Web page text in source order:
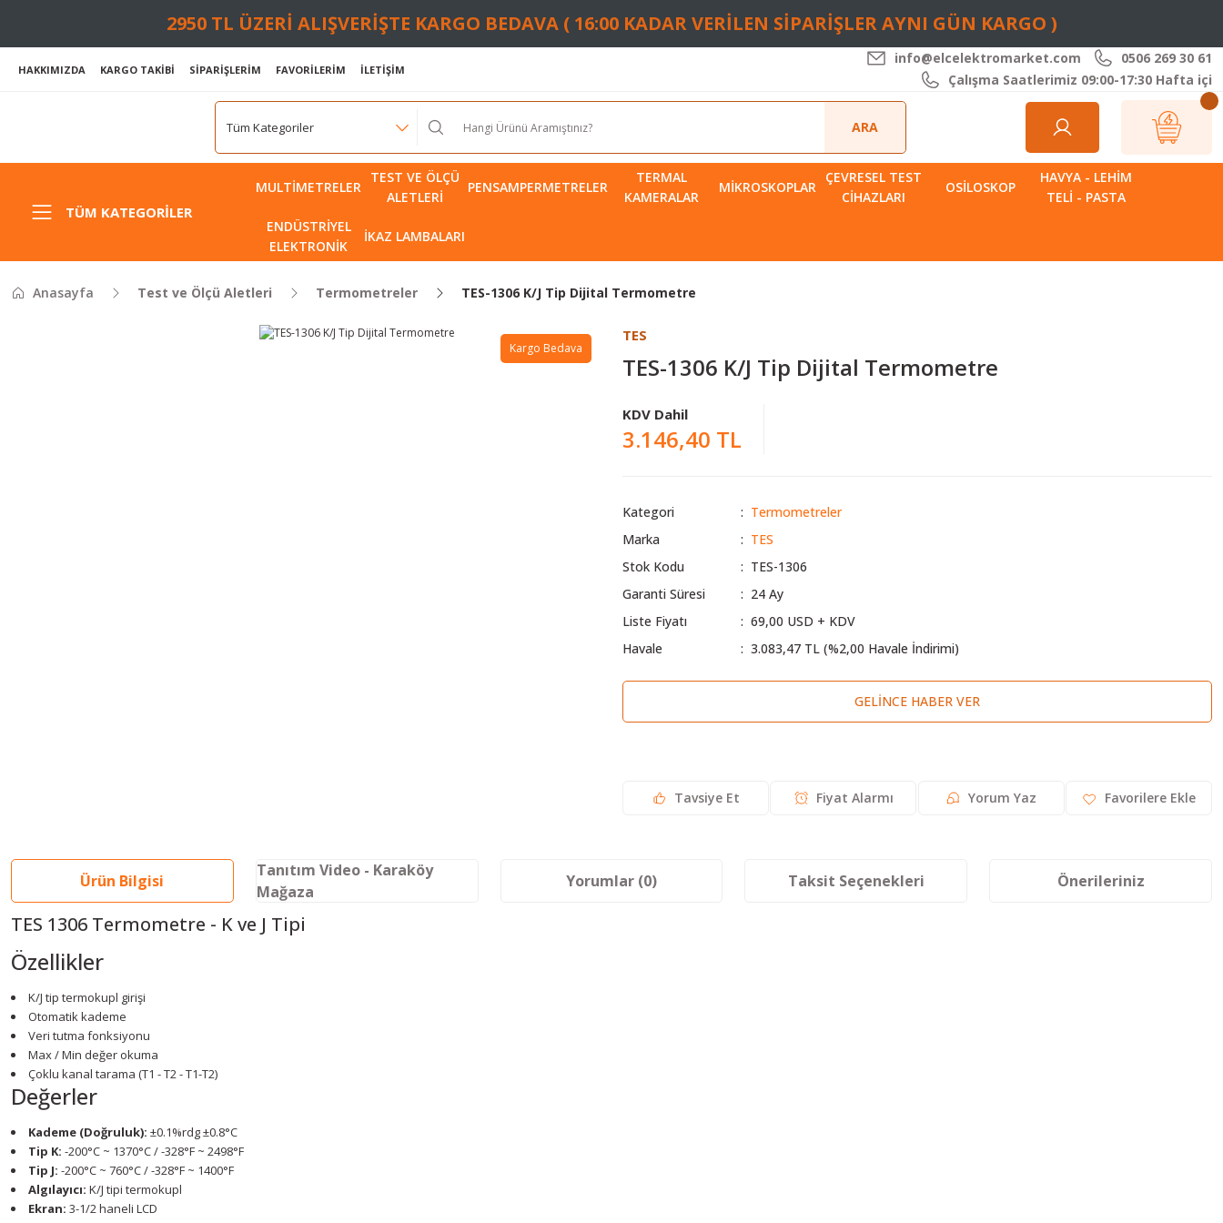
2950 TL ÜZERİ ALIŞVERİŞTE KARGO BEDAVA ( 16:00 KADAR VERİLEN SİPARİŞLER AYNI GÜN KARGO )
HAKKIMIZDA KARGO TAKİBİ SİPARİŞLERİM FAVORİLERİM İLETİŞİM
info@elcelektromarket.com
0506 269 30 61
Çalışma Saatlerimiz 09:00-17:30 Hafta içi
ARA
TÜM KATEGORILER
MULTIMETRELER
TEST VE ÖLÇÜ
ALETLERI
PENSAMPERMETRELER
TERMAL
KAMERALAR
MIKROSKOPLAR
ÇEVRESEL TEST
CIHAZLARI
OSILOSKOP
HAVYA - LEHIM
TELI - PASTA
ENDÜSTRIYEL
ELEKTRONIK
İKAZ LAMBALARI
Anasayfa Test ve Ölçü Aletleri Termometreler TES-1306 K/J Tip Dijital Termometre
Kargo Bedava
TES
TES-1306 K/J Tip Dijital Termometre
KDV Dahil
3.146,40 TL
Kategori
Termometreler
Marka
TES
Stok Kodu
TES-1306
Garanti Süresi
24 Ay
Liste Fiyatı
69,00 USD + KDV
Havale
3.083,47 TL (%2,00 Havale İndirimi)
GELINCE HABER VER
Tavsiye Et Fiyat Alarmı Yorum Yaz
Ürün Bilgisi
Tanıtım Video - Karaköy
Mağaza
Yorumlar (0) Taksit Seçenekleri Önerileriniz
TES 1306 Termometre - K ve J Tipi
Özellikler
K/J tip termokupl girişi
Otomatik kademe
Veri tutma fonksiyonu
Max / Min değer okuma
Çoklu kanal tarama (T1 - T2 - T1-T2)
Değerler
Kademe (Doğruluk): ±0.1%rdg ±0.8°C
Tip K: -200°C ~ 1370°C / -328°F ~ 2498°F
Tip J: -200°C ~ 760°C / -328°F ~ 1400°F
Algılayıcı: K/J tipi termokupl
Ekran: 3-1/2 haneli LCD